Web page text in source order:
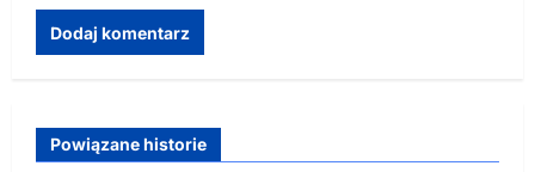
Powiązane historie